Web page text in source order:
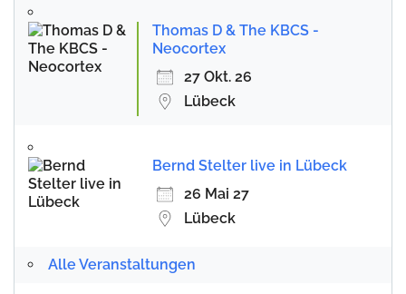
Thomas D & The KBCS -
Neocortex
27 Okt. 26
Lübeck
Bernd Stelter live in Lübeck
26 Mai 27
Lübeck
Alle Veranstaltungen